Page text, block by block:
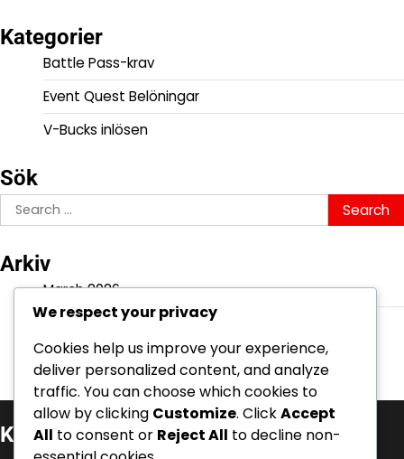
Kategorier
Battle Pass-krav
Event Quest Belöningar
V-Bucks inlösen
Sök
Search
for:
Arkiv
March 2026
February 2026
Kategorier
We respect your privacy
Cookies help us improve your experience,
deliver personalized content, and analyze
traffic. You can choose which cookies to
allow by clicking Customize. ClickAccept
All to consent or Reject All to decline non-